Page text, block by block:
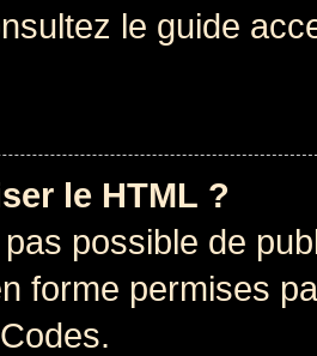
le guide
le HTML ?
pas possible de
forme permises